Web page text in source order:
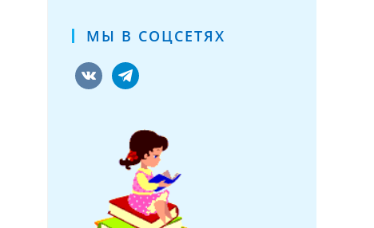
МЫ В СОЦСЕТЯХ
vkontaktetelegram